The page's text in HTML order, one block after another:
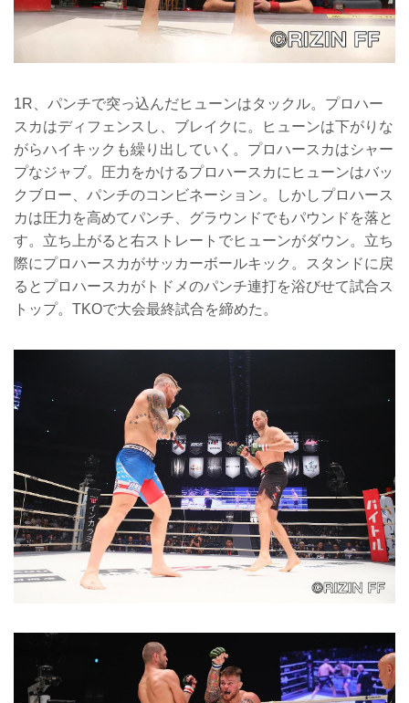
1R、パンチで突っ込んだヒューンはタックル。プロハー
スカはディフェンスし、ブレイクに。ヒューンは下がりな
がらハイキックも繰り出していく。プロハースカはシャー
プなジャブ。圧力をかけるプロハースカにヒューンはバッ
クブロー、パンチのコンビネーション。しかしプロハース
カは圧力を高めてパンチ、グラウンドでもパウンドを落と
す。立ち上がると右ストレートでヒューンがダウン。立ち
際にプロハースカがサッカーボールキック。スタンドに戻
るとプロハースカがトドメのパンチ連打を浴びせて試合ス
トップ。TKOで大会最終試合を締めた。